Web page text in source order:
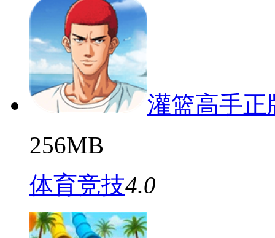
灌篮高手正
256MB
体育竞技4.0